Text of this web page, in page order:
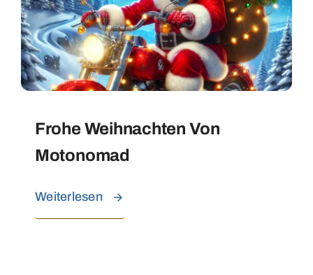
Frohe Weihnachten Von
Motonomad
Weiterlesen